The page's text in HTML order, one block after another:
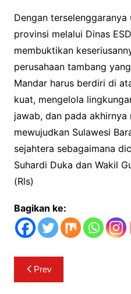
Dengan
provinsi melalui Dinas
membuktikan
perusahaan tambang
Mandar harus berdiri di
kuat, mengelola
jawab, dan pada
mewujudkan Sulawesi
sejahtera sebagaimana
Suhardi Duka dan Wakil
(Rls)
Bagikan ke:
Navigasi
pos
Prev